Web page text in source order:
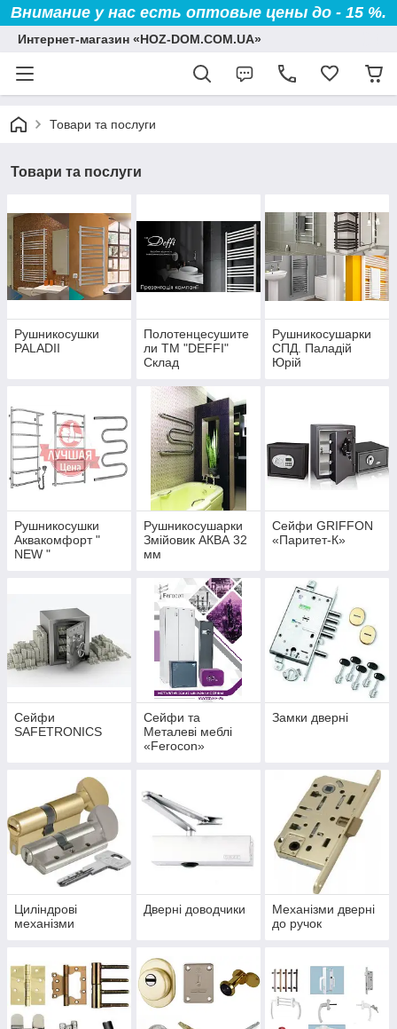
Внимание у нас есть оптовые цены до - 15 %.
Интернет-магазин «HOZ-DOM.COM.UA»
Товари та послуги
Товари та послуги
Рушникосушки
PALADII
Полотенцесушите
ли TM "DEFFI"
Склад
Рушникосушарки
СПД. Паладій
Юрій
Рушникосушки
Аквакомфорт "
NEW "
Рушникосушарки
Змійовик АКВА 32
мм
Сейфи GRIFFON
«Паритет-К»
Сейфи
SAFETRONICS
Сейфи та
Металеві меблі
«Ferocon»
Замки дверні
Циліндрові
механізми
Дверні доводчики
Механізми дверні
до ручок